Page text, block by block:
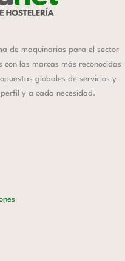
de maquinarias para el sector
con las marcas más reconocidas
globales de servicios y
y a cada necesidad.